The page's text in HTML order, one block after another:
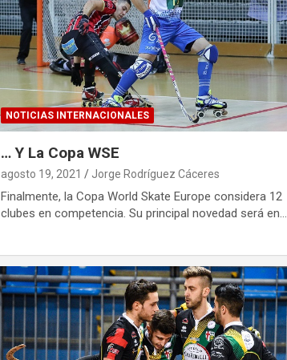
NOTICIAS INTERNACIONALES
… Y La Copa WSE
agosto 19, 2021 Jorge Rodríguez Cáceres
Finalmente, la Copa World Skate Europe considera 12
clubes en competencia. Su principal novedad será en…